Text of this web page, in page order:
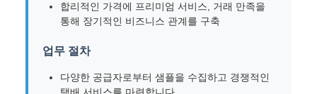
합리적인 가격에 프리미엄 서비스, 거래 만족을
통해 장기적인 비즈니스 관계를 구축
업무 절차
다양한 공급자로부터 샘플을 수집하고 경쟁적인